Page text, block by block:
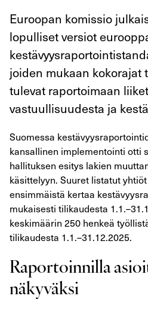
Euroopan komissio
lopulliset versiot
joiden mukaan kokorajat
tulevat raportoimaan
vastuullisuudesta ja
Suomessa
kansallinen implementointi otti
hallituksen esitys lakien
käsittelyyn. Suuret listatut
ensimmäistä kertaa
mukaisesti tilikaudesta
keskimäärin 250 henkeä
tilikaudesta 1.1.–31.12.2025.
Raportoinnilla
näkyväksi